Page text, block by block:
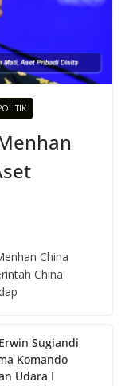
China
China
Sugiandi
Komando
Udara I